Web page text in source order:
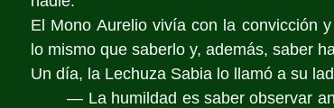
El Mono Aurelio vivía con la convicción
lo mismo que saberlo y, además, saber
Un día, la Lechuza Sabia lo llamó a su
	— La humildad es saber observar antes de hablar. Aprende primero cómo y por qué se